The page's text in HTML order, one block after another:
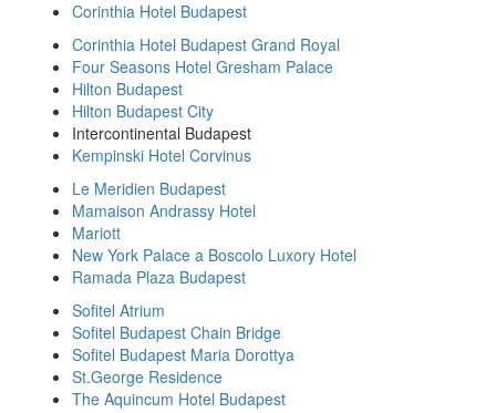
Corinthia Hotel Budapest
Corinthia Hotel Budapest Grand Royal
Four Seasons Hotel Gresham Palace
Hilton Budapest
Hilton Budapest City
Intercontinental Budapest
Kempinski Hotel Corvinus
Le Meridien Budapest
Mamaison Andrassy Hotel
Mariott
New York Palace a Boscolo Luxory Hotel
Ramada Plaza Budapest
Sofitel Atrium
Sofitel Budapest Chain Bridge
Sofitel Budapest Maria Dorottya
St.George Residence
The Aquincum Hotel Budapest